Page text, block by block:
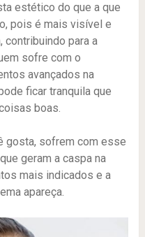
estético do que a que
pois é mais visível e
contribuindo para a
sofre com o
avançados na
ficar tranquila que
boas.
gosta, sofrem com esse
geram a caspa na
mais indicados e a
apareça.